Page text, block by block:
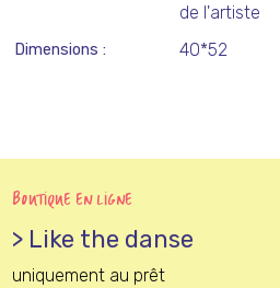
de l'artiste
Dimensions 40*52
BOUTIQUE EN LIGNE
> Like the danse
uniquement au prêt